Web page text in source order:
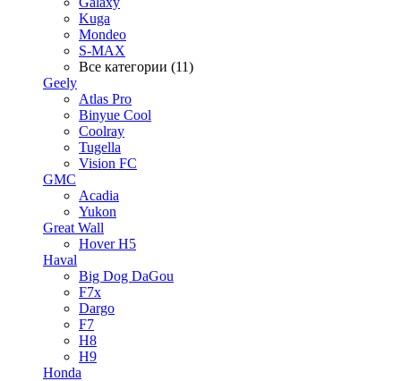
Kuga
Mondeo
S-MAX
Все категории (11)
Geely
Atlas Pro
Binyue Cool
Coolray
Tugella
Vision FC
GMC
Acadia
Yukon
Great Wall
Hover H5
Haval
Big Dog DaGou
F7x
Dargo
F7
H8
H9
Honda